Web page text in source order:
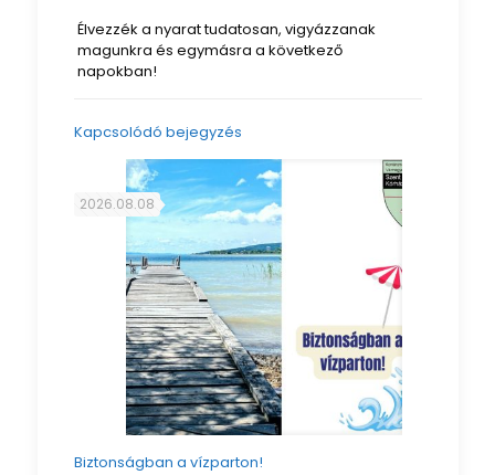
Élvezzék a nyarat tudatosan, vigyázzanak
magunkra és egymásra a következő
napokban!
Kapcsolódó bejegyzés
2026.08.08
Biztonságban a vízparton!